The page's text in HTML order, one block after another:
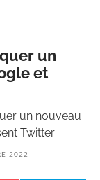
un
et
un nouveau
Twitter
2022